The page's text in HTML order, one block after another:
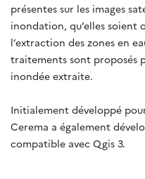
présentes sur les images
inondation, qu’elles soient
l’extraction des zones en
traitements sont proposés
inondée extraite.
Initialement développé
Cerema a également
compatible avec Qgis 3.